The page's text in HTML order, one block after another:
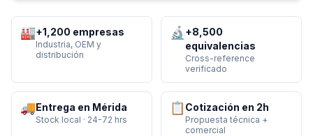
🏭+1,200 empresas
Industria, OEM y
distribución
🔬 +8,500
equivalencias
Cross-reference
verificado
🚚Entrega en Mérida
Stock local · 24-72 hrs
📋 Cotización en 2h
Propuesta técnica +
comercial